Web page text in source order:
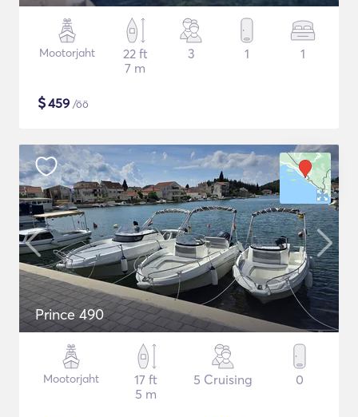
Mootorjaht
22 ft
7 m
3 1 1
$459 /öö
Prince 490
Mootorjaht
17 ft
5 m
5 Cruising 0